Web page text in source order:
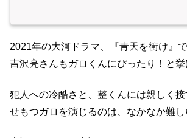
2021年の大河ドラマ、『青天を衝け』
吉沢亮さんもガロくんにぴったり！と挙
犯人への冷酷さと、整くんには親しく
せもつガロを演じるのは、なかなか難し